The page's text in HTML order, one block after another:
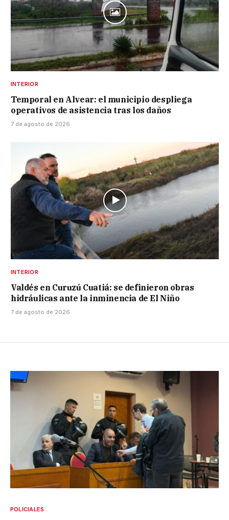
INTERIOR
Temporal en Alvear: el municipio despliega
operativos de asistencia tras los daños
7 de agosto de 2026
INTERIOR
Valdés en Curuzú Cuatiá: se definieron obras
hidráulicas ante la inminencia de El Niño
7 de agosto de 2026
POLICIALES